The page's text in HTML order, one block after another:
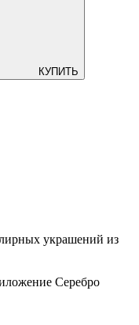
КУПИТЬ
украшений из
Серебро